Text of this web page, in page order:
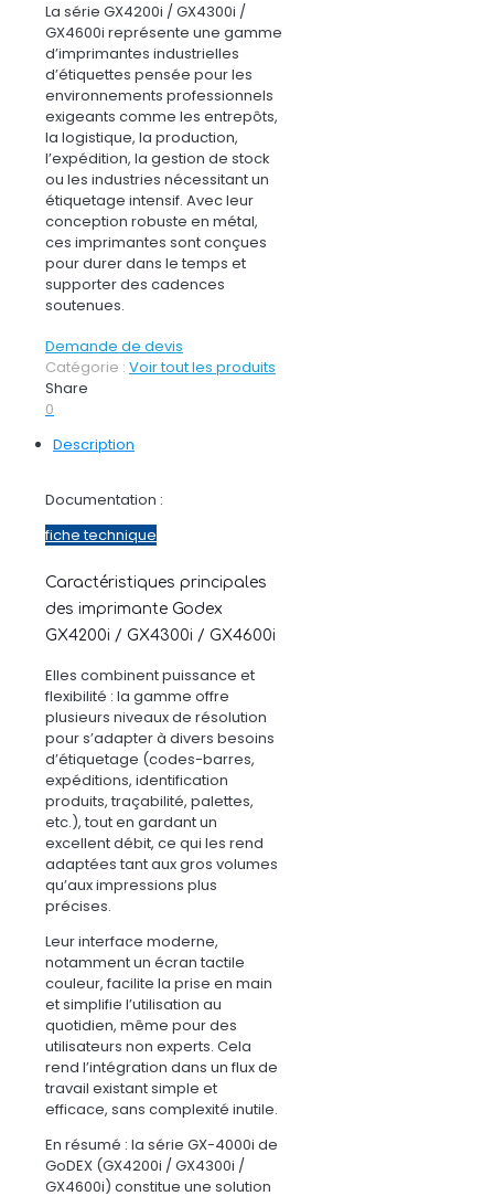
La série GX4200i / GX4300i /
GX4600i représente une gamme
d’imprimantes industrielles
d’étiquettes pensée pour les
environnements professionnels
exigeants comme les entrepôts,
la logistique, la production,
l’expédition, la gestion de stock
ou les industries nécessitant un
étiquetage intensif. Avec leur
conception robuste en métal,
ces imprimantes sont conçues
pour durer dans le temps et
supporter des cadences
soutenues.
Demande de devis
Catégorie : Voir tout les produits
Share
0
Description
Documentation :
fiche technique
Caractéristiques principales
des imprimante Godex
GX4200i / GX4300i / GX4600i
Elles combinent puissance et
flexibilité : la gamme offre
plusieurs niveaux de résolution
pour s’adapter à divers besoins
d’étiquetage (codes-barres,
expéditions, identification
produits, traçabilité, palettes,
etc.), tout en gardant un
excellent débit, ce qui les rend
adaptées tant aux gros volumes
qu’aux impressions plus
précises.
Leur interface moderne,
notamment un écran tactile
couleur, facilite la prise en main
et simplifie l’utilisation au
quotidien, même pour des
utilisateurs non experts. Cela
rend l’intégration dans un flux de
travail existant simple et
efficace, sans complexité inutile.
En résumé : la série GX-4000i de
GoDEX (GX4200i / GX4300i /
GX4600i) constitue une solution